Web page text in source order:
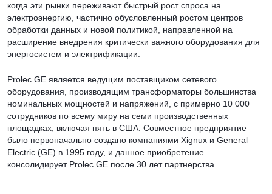
когда эти рынки переживают быстрый рост спроса на
электроэнергию, частично обусловленный ростом центров
обработки данных и новой политикой, направленной на
расширение внедрения критически важного оборудования для
энергосистем и электрификации.
Prolec GE является ведущим поставщиком сетевого
оборудования, производящим трансформаторы большинства
номинальных мощностей и напряжений, с примерно 10 000
сотрудников по всему миру на семи производственных
площадках, включая пять в США. Совместное предприятие
было первоначально создано компаниями Xignux и General
Electric (GE) в 1995 году, и данное приобретение
консолидирует Prolec GE после 30 лет партнерства.